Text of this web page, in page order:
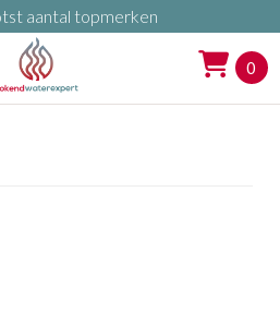
aantal topmerken
0